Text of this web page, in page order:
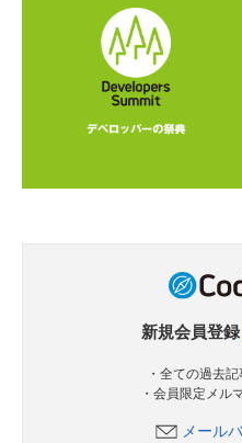
新規会員登録
・全ての過去
・会員限定メル
メール